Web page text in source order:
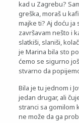
kad u Zagrebu?
greška, moraš u
majke ti? Aj doću ja
završavam nešto i
slatkiši, slaniši,
je Marina bila sto
ćemo se sigurno
stvarno da
Bila je tu jednom i
jedan drugar, ali
stranci sa gomilom
ne može da ga